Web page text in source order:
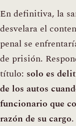
En definitiva, la
desvelara el
penal se
de prisión.
título: solo es
de los autos
funcionario que
razón de su cargo.